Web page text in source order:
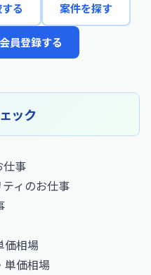
る 案件を探す
員登録する
ック
仕事
ィのお仕事
価相場
単価相場